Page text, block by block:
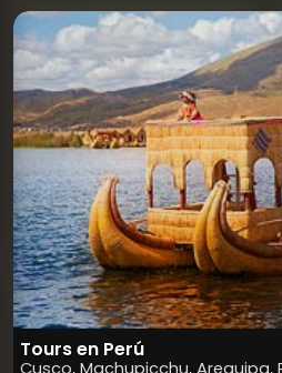
Tours en Perú